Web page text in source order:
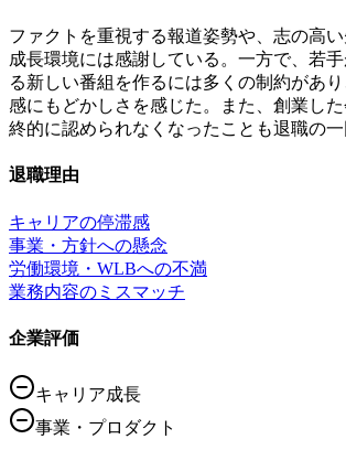
ファクトを重視する報道姿勢や、志の高
成長環境には感謝している。一方で、若
る新しい番組を作るには多くの制約があ
感にもどかしさを感じた。また、創業し
終的に認められなくなったことも退職の一
退職理由
キャリアの停滞感
事業・方針への懸念
労働環境・WLBへの不満
業務内容のミスマッチ
企業評価
キャリア成長
事業・プロダクト